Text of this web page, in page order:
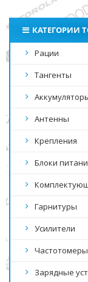
КАТЕГОРИИ
Рации
Тангенты
Антенны
Крепления
Блоки
Гарнитуры
Усилители
Частотомеры
Зарядные